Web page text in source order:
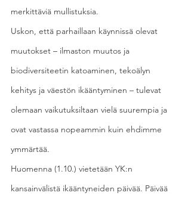
merkittäviä mullistuksia.
Uskon, että parhaillaan käynnissä olevat
muutokset – ilmaston muutos ja
biodiversiteetin katoaminen, tekoälyn
kehitys ja väestön ikääntyminen – tulevat
olemaan vaikutuksiltaan vielä suurempia ja
ovat vastassa nopeammin kuin ehdimme
ymmärtää.
Huomenna (1.10.) vietetään YK:n
kansainvälistä ikääntyneiden päivää. Päivää